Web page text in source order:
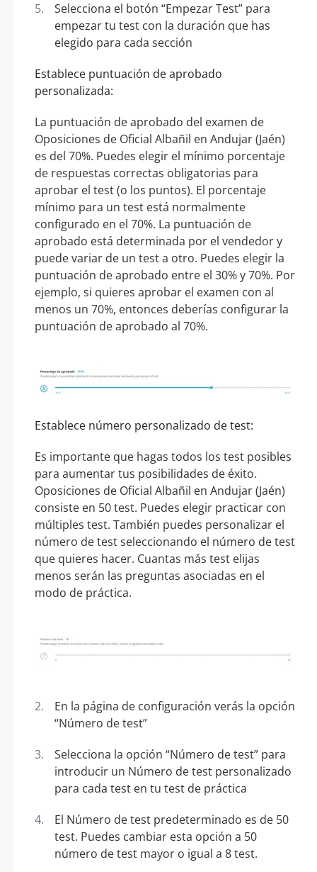
Selecciona el botón “Empezar Test” para
empezar tu test con la duración que has
elegido para cada sección
Establece puntuación de aprobado
personalizada:
La puntuación de aprobado del examen de
Oposiciones de Oficial Albañil en Andujar (Jaén)
es del 70%. Puedes elegir el mínimo porcentaje
de respuestas correctas obligatorias para
aprobar el test (o los puntos). El porcentaje
mínimo para un test está normalmente
configurado en el 70%. La puntuación de
aprobado está determinada por el vendedor y
puede variar de un test a otro. Puedes elegir la
puntuación de aprobado entre el 30% y 70%. Por
ejemplo, si quieres aprobar el examen con al
menos un 70%, entonces deberías configurar la
puntuación de aprobado al 70%.
Establece número personalizado de test:
Es importante que hagas todos los test posibles
para aumentar tus posibilidades de éxito.
Oposiciones de Oficial Albañil en Andujar (Jaén)
consiste en 50 test. Puedes elegir practicar con
múltiples test. También puedes personalizar el
número de test seleccionando el número de test
que quieres hacer. Cuantas más test elijas
menos serán las preguntas asociadas en el
modo de práctica.
En la página de configuración verás la opción
“Número de test”
Selecciona la opción “Número de test” para
introducir un Número de test personalizado
para cada test en tu test de práctica
El Número de test predeterminado es de 50
test. Puedes cambiar esta opción a 50
número de test mayor o igual a 8 test.